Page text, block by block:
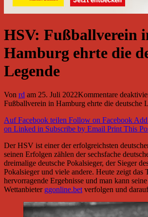
HSV: Fußballverein
Hamburg ehrte die
Legende
Von rd am 25. Juli 2022Kommentare
Fußballverein in Hamburg ehrte die deutsche
Auf Facebook teilen Follow on Facebook
on Linked in Subscribe by Email Print This
Der HSV ist einer der erfolgreichsten
seinen Erfolgen zählen der sechsfache
dreimalige deutsche Pokalsieger, der Sieger
Pokalsieger und viele andere. Heute zeigt das
hervorragende Ergebnisse und man kann
Wettanbieter ggonline.betverfolgen und